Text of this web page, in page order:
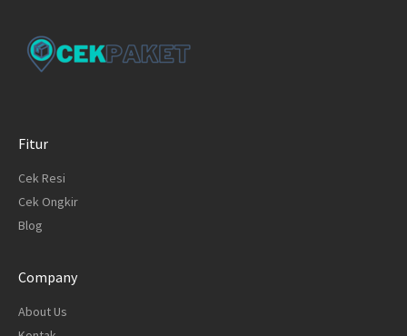
Fitur
Cek Resi
Cek Ongkir
Blog
Company
About Us